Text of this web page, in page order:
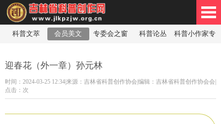
林省科普创作网
科普文萃 会员美文 专委会之窗 科普论丛
科普小作家专
迎春花（外一章）孙元林
时间：2024-03-25 12:34|来源：吉林省科普创作协会 编辑：吉林省科普创作协会会
点击： 次